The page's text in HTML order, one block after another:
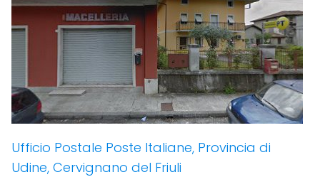
Ufficio Postale Poste Italiane, Provincia di
Udine, Cervignano del Friuli